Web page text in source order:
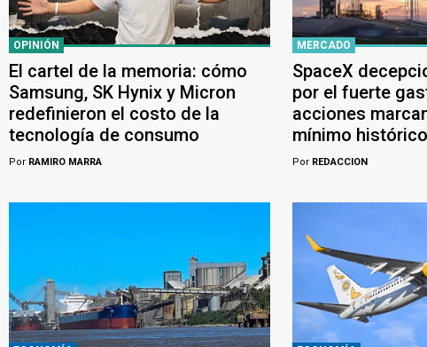
OPINIÓN
El cartel de la memoria: cómo
Samsung, SK Hynix y Micron
redefinieron el costo de la
tecnología de consumo
PorRAMIRO MARRA
MERCADO
SpaceX
por el fuerte
acciones
mínimo histórico
Por REDACCION